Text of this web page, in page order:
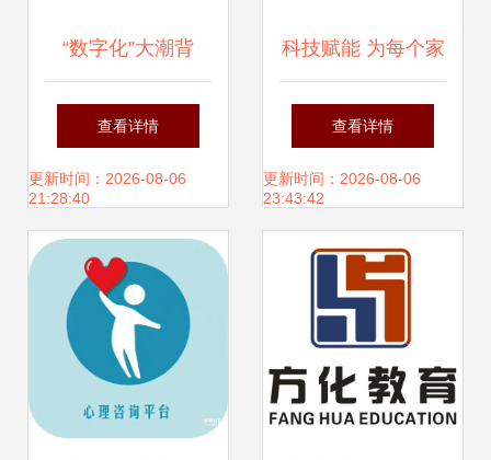
“数字化”大潮背
后，智慧教育在推
波助澜 教育咨询服
务的新思维
查看详情
更新时间：2026-08-06
21:28:40
科技赋能 为每个家
庭打造一个智能健
康小屋与教育咨询
服务
查看详情
更新时间：2026-08-06
23:43:42